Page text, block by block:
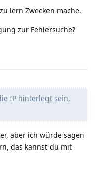
lern Zwecken mache.
zur Fehlersuche?
IP hinterlegt sein,
aber ich würde sagen
das kannst du mit